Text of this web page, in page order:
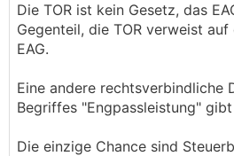
Wir haben eine
kWp, welche nur auf einen
beiden gehört. Müssen wir hier
MWh/a pro natürliche Person
Erträge komplett steuerfrei
Hier kommt es jedoch auf die
Die TOR ist kein Gesetz, das
Gegenteil, die TOR verweist auf
EAG.
Eine andere rechtsverbindliche
Begriffes "Engpassleistung"
Die einzige Chance sind